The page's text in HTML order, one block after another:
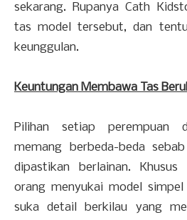
sekarang. Rupanya Cath
tas model tersebut, dan
keunggulan.
Keuntungan Membawa Tas
Pilihan setiap perempuan
memang berbeda-beda
dipastikan berlainan.
orang menyukai model
suka detail berkilau yang